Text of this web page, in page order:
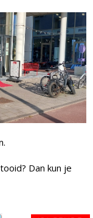
Dan kun je